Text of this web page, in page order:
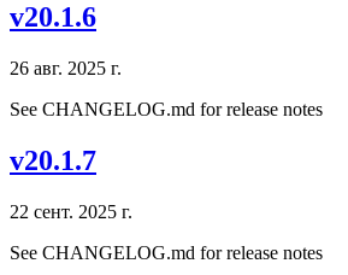
v20.1.6
26 авг. 2025 г.
See CHANGELOG.md for release notes
v20.1.7
22 сент. 2025 г.
See CHANGELOG.md for release notes